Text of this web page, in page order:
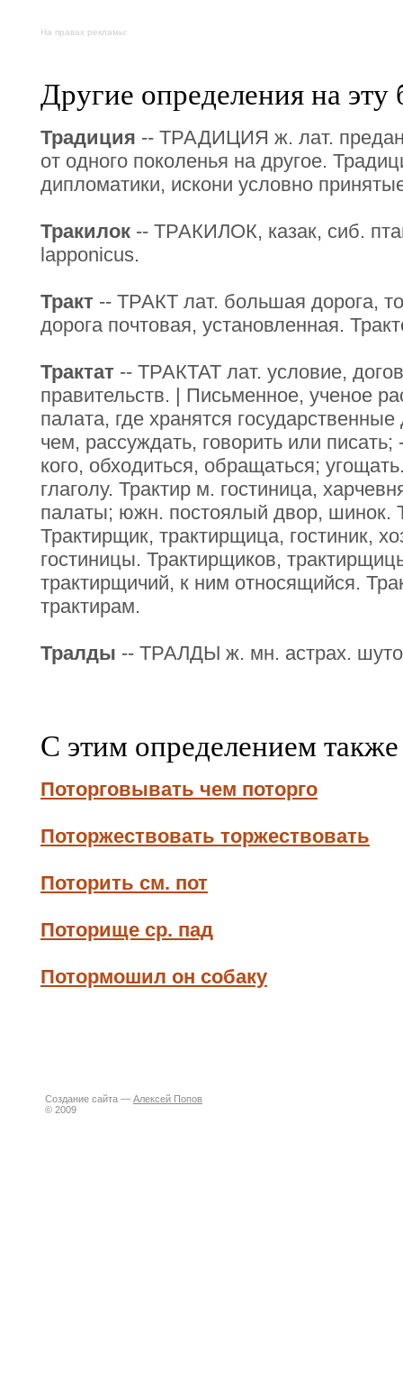
На правах рекламы:
Другие определения на эту
Традиция -- ТРАДИЦИЯ ж. лат.
от одного поколенья на другое.
дипломатики, искони условно
Тракилок -- ТРАКИЛОК, казак, сиб.
lapponicus.
Тракт -- ТРАКТ лат. большая дорога,
дорога почтовая, установленная.
Трактат -- ТРАКТАТ лат. условие,
правительств. | Письменное, ученое
палата, где хранятся
чем, рассуждать, говорить или писать;
кого, обходиться, обращаться;
глаголу. Трактир м. гостиница,
палаты; южн. постоялый двор, шинок.
Трактирщик, трактирщица, гостиник,
гостиницы. Трактирщиков,
трактирщичий, к ним относящийся.
трактирам.
Тралды -- ТРАЛДЫ ж. мн. астрах.
С этим определением
Поторговывать чем поторго
Поторжествовать торжествовать
Поторить см. пот
Поторище ср. пад
Потормошил он собаку
Создание сайта — Алексей Попов
© 2009